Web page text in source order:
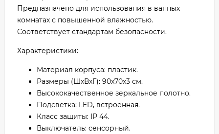
Предназначено для использования в ванных
комнатах с повышенной влажностью.
Соответствует стандартам безопасности.
Характеристики:
Материал корпуса: пластик.
Размеры (ШхВхГ): 90x70x3 см.
Высококачественное зеркальное полотно.
Подсветка: LED, встроенная.
Класс защиты: IP 44.
Выключатель: сенсорный.